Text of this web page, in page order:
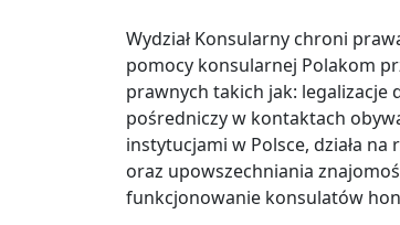
Wydział Konsularny chroni
pomocy konsularnej Polakom
prawnych takich jak: legalizacje
pośredniczy w kontaktach
instytucjami w Polsce, działa
oraz upowszechniania
funkcjonowanie konsulatów